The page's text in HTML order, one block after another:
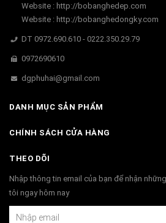
Website : http://bobanghedep.com
Website : http://bobanghedongky.com
DT 0972.690.610 - 0222.350.29.79
0972690610
dgphuhai@gmail.com
DANH MỤC SẢN PHẨM
CHÍNH SÁCH CỬA HÀNG
THEO DÕI
Nhập thông tin email của bạn để nhận
tôi ngay hôm nay